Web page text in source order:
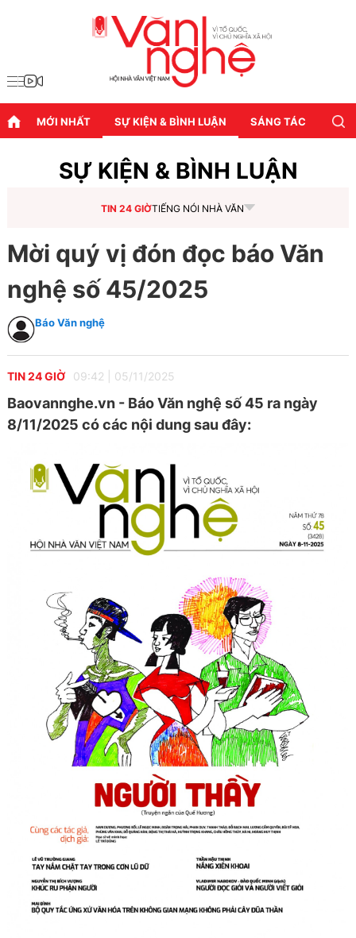
MỚI NHẤT SỰ KIỆN & BÌNH LUẬN SÁNG TÁC
SỰ KIỆN & BÌNH LUẬN
TIN 24 GIỜTIẾNG NÓI NHÀ VĂN
Mời quý vị đón đọc báo Văn
nghệ số 45/2025
Báo Văn nghệ
TIN 24 GIỜ 09:42 05/11/2025
Baovannghe.vn - Báo Văn nghệ số 45 ra ngày
8/11/2025 có các nội dung sau đây: